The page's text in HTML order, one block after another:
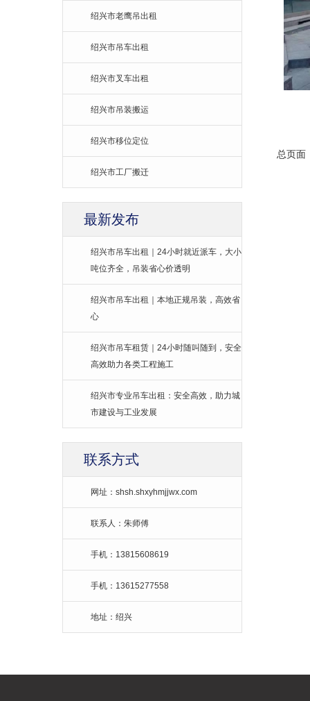
绍兴市老鹰吊出租
绍兴市吊车出租
绍兴市叉车出租
绍兴市吊装搬运
绍兴市移位定位
绍兴市工厂搬迁
最新发布
绍兴市吊车出租｜24小时就近派车，大小
吨位齐全，吊装省心价透明
绍兴市吊车出租｜本地正规吊装，高效省
心
绍兴市吊车租赁｜24小时随叫随到，安全
高效助力各类工程施工
绍兴市专业吊车出租：安全高效，助力城
市建设与工业发展
联系方式
网址：shsh.shxyhmjjwx.com
联系人：朱师傅
手机：13815608619
手机：13615277558
地址：绍兴
总页面